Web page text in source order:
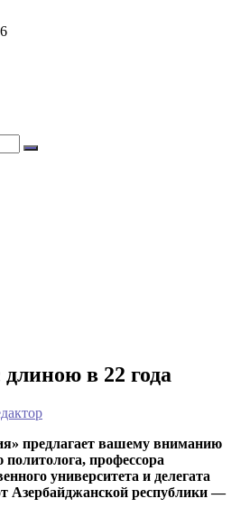
в 22 года
предлагает вашему вниманию
профессора
университета и делегата
Азербайджанской республики —